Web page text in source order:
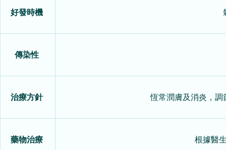
好發時機
傳染性
治療方針 恆常潤膚及消炎，
藥物治療 根據醫